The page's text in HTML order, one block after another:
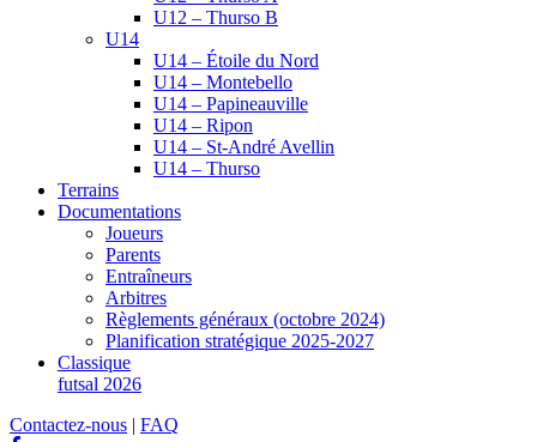
U12 – Thurso B
U14
U14 – Étoile du Nord
U14 – Montebello
U14 – Papineauville
U14 – Ripon
U14 – St-André Avellin
U14 – Thurso
Terrains
Documentations
Joueurs
Parents
Entraîneurs
Arbitres
Règlements généraux (octobre 2024)
Planification stratégique 2025-2027
Classique
futsal 2026
Contactez-nous | FAQ